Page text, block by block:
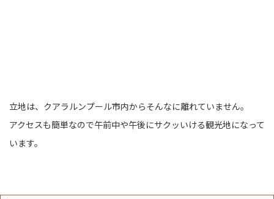
立地は、クアラルンプール市内からそんなに離れていません。
アクセスも簡単なので午前中や午後にサクッいける観光地になって
います。